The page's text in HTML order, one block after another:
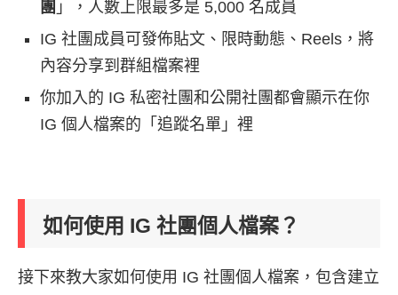
團 」，人數上限最多是 5,000 名成員
IG 社團成員可發佈貼文、限時動態、Reels，將
內容分享到群組檔案裡
你加入的 IG 私密社團和公開社團都會顯示在你
IG 個人檔案的「追蹤名單」裡
如何使用 IG 社團個人檔案？
接下來教大家如何使用 IG 社團個人檔案，包含建立